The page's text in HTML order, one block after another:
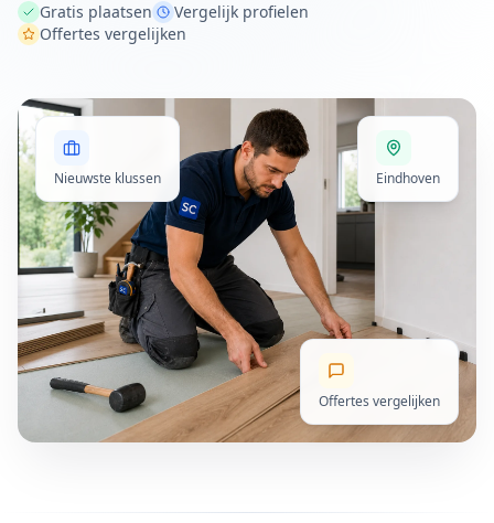
Gratis plaatsen
Vergelijk profielen
Offertes vergelijken
Nieuwste klussen Eindhoven
Offertes vergelijken